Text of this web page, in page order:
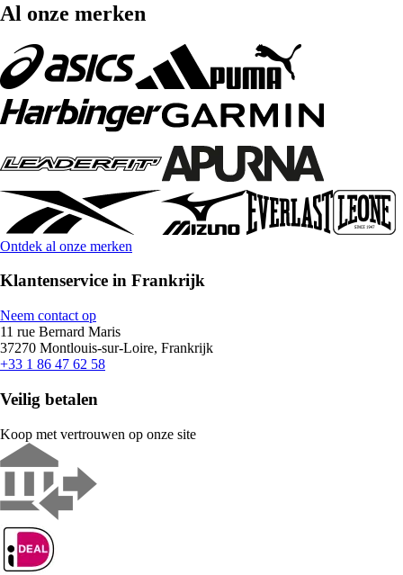
Al onze merken
Ontdek al onze merken
Klantenservice in Frankrijk
Neem contact op
11 rue Bernard Maris
37270 Montlouis-sur-Loire, Frankrijk
+33 1 86 47 62 58
Veilig betalen
Koop met vertrouwen op onze site